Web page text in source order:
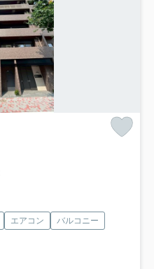
エアコン
バルコニー